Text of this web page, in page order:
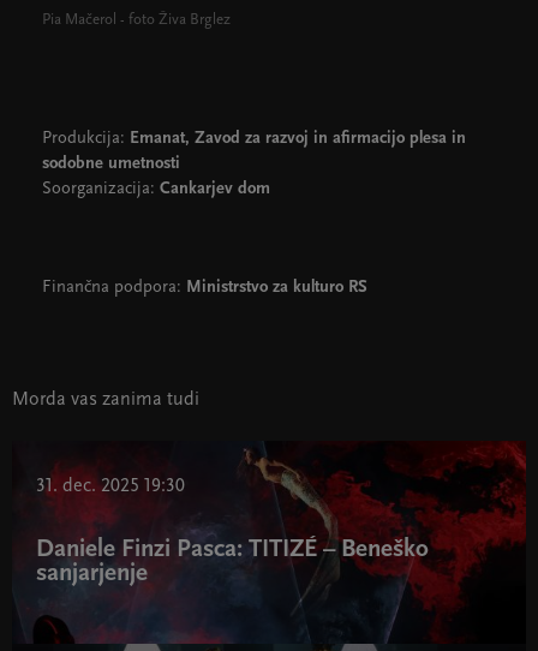
Pia Mačerol - foto Živa Brglez
Produkcija: Emanat, Zavod za razvoj in afirmacijo plesa in
sodobne umetnosti
Soorganizacija: Cankarjev dom
Finančna podpora: Ministrstvo za kulturo RS
Morda vas zanima tudi
31. dec. 2025 19:30
Daniele Finzi Pasca: TITIZÉ – Beneško
sanjarjenje